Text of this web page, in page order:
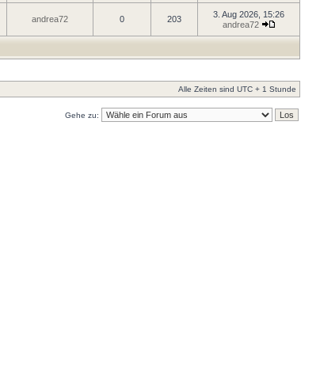
andrea72 0 203
3. Aug 2026, 15:26
andrea72
Alle Zeiten sind UTC + 1 Stunde
Gehe zu: